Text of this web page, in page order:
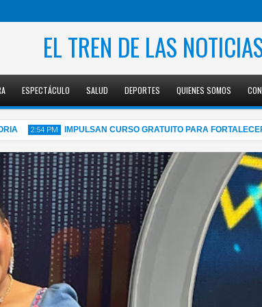
EL TREN DE LAS
ESPECTÁCULO SALUD DEPORTES QUIENES SOMOS
2:54 PM
05 Aug
2026
IMPULSAN CURSO GRATUITO PARA FORTALECER LA